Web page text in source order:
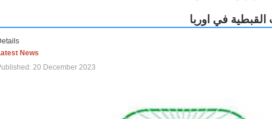
القبطية في اوربا
News
20 December 2023